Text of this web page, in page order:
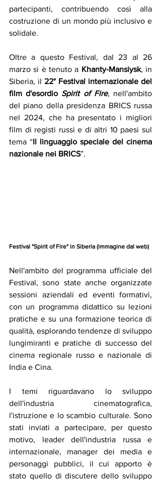
partecipanti, contribuendo così alla
costruzione di un mondo più inclusivo e
solidale.
Oltre a questo Festival, dal 23 al 26
marzo si è tenuto a Khanty-Mansiysk, in
Siberia, il 22° Festival internazionale del
film d'esordio Spirit of Fire, nell'ambito
del piano della presidenza BRICS russa
nel 2024, che ha presentato i migliori
film di registi russi e di altri 10 paesi sul
tema “Il linguaggio speciale del cinema
nazionale nei BRICS”.
Festival "Spirit of Fire" in Siberia (immagine dal web)
Nell'ambito del programma ufficiale del
Festival, sono state anche organizzate
sessioni aziendali ed eventi formativi,
con un programma didattico su lezioni
pratiche e su una formazione teorica di
qualità, esplorando tendenze di sviluppo
lungimiranti e pratiche di successo del
cinema regionale russo e nazionale di
India e Cina.
I temi riguardavano lo sviluppo
dell'industria cinematografica,
l'istruzione e lo scambio culturale. Sono
stati inviati a partecipare, per questo
motivo, leader dell'industria russa e
internazionale, manager dei media e
personaggi pubblici, il cui apporto è
stato quello di discutere dello sviluppo